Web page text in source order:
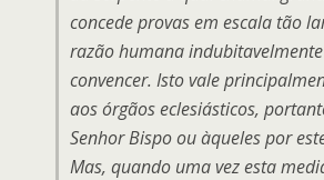
concede provas em escala tão
razão humana
convencer. Isto vale
aos órgãos eclesiásticos,
Senhor Bispo ou àqueles por
Mas, quando uma vez esta